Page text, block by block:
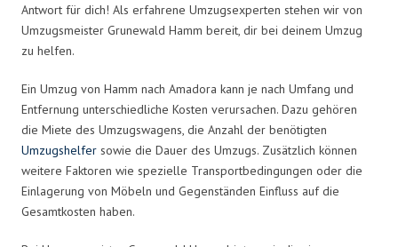
Antwort für dich! Als erfahrene Umzugsexperten stehen wir von
Umzugsmeister Grunewald Hamm bereit, dir bei deinem Umzug
zu helfen.
Ein Umzug von Hamm nach Amadora kann je nach Umfang und
Entfernung unterschiedliche Kosten verursachen. Dazu gehören
die Miete des Umzugswagens, die Anzahl der benötigten
Umzugshelfer sowie die Dauer des Umzugs. Zusätzlich können
weitere Faktoren wie spezielle Transportbedingungen oder die
Einlagerung von Möbeln und Gegenständen Einfluss auf die
Gesamtkosten haben.